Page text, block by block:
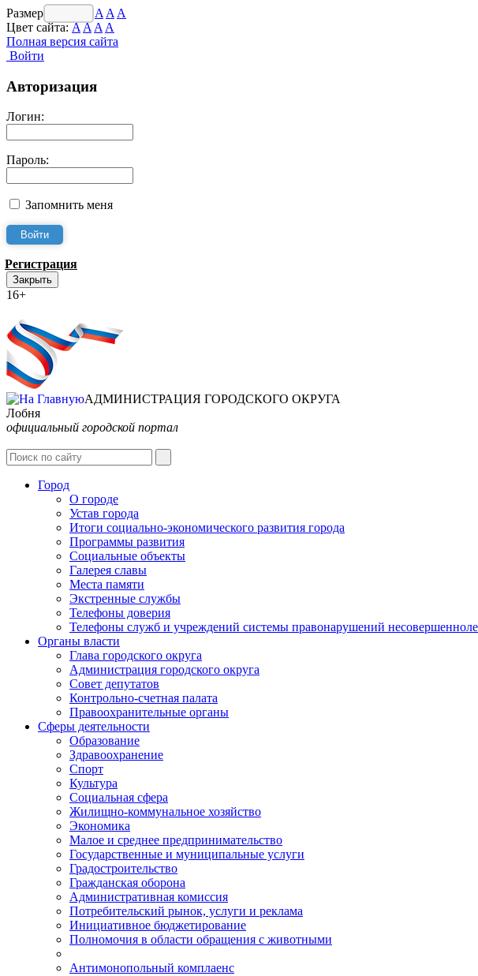
Размер шрифта: A A A
Цвет сайта:AA A A
Полная версия сайта
Войти
Авторизация
Логин:
Пароль:
Запомнить меня
Регистрация
Закрыть
16+
АДМИНИСТРАЦИЯ ГОРОДСКОГО ОКРУГА
Лобня
официальный городской портал
Город
О городе
Устав города
Итоги социально-экономического развития города
Программы развития
Социальные объекты
Галерея славы
Места памяти
Экстренные службы
Телефоны доверия
Телефоны служб и учреждений системы правонарушений
Органы власти
Глава городского округа
Администрация городcкого округа
Совет депутатов
Контрольно-счетная палата
Правоохранительные органы
Сферы деятельности
Образование
Здравоохранение
Спорт
Культура
Социальная сфера
Жилищно-коммунальное хозяйство
Экономика
Малое и среднее предпринимательство
Государственные и муниципальные услуги
Градостроительство
Гражданская оборона
Административная комиссия
Потребительский рынок, услуги и реклама
Инициативное бюджетирование
Полномочия в области обращения с животными
Антимонопольный комплаенс